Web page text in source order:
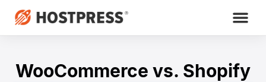
WooCommerce vs. Shopify